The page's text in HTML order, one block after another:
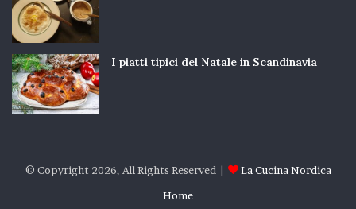
I piatti tipici del Natale in Scandinavia
© Copyright 2026, All Rights Reserved |
La Cucina Nordica
Home